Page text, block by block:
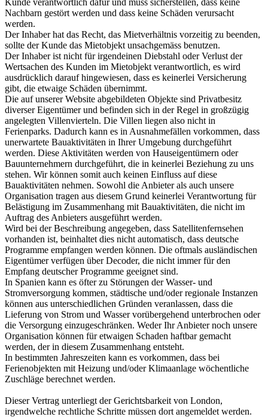
Nachbarn gestört werden und dass keine Schäden verursacht
werden.
Der Inhaber hat das Recht, das Mietverhältnis vorzeitig zu beenden,
sollte der Kunde das Mietobjekt unsachgemäss benutzen.
Der Inhaber ist nicht für irgendeinen Diebstahl oder Verlust der
Wertsachen des Kunden im Mietobjekt verantwortlich, es wird
ausdrücklich darauf hingewiesen, dass es keinerlei Versicherung
gibt, die etwaige Schäden übernimmt.
Die auf unserer Website abgebildeten Objekte sind Privatbesitz
diverser Eigentümer und befinden sich in der Regel in großzügig
angelegten Villenvierteln. Die Villen liegen also nicht in
Ferienparks. Dadurch kann es in Ausnahmefällen vorkommen, dass
unerwartete Bauaktivitäten in Ihrer Umgebung durchgeführt
werden. Diese Aktivitäten werden von Hauseigentümern oder
Bauunternehmern durchgeführt, die in keinerlei Beziehung zu uns
stehen. Wir können somit auch keinen Einfluss auf diese
Bauaktivitäten nehmen. Sowohl die Anbieter als auch unsere
Organisation tragen aus diesem Grund keinerlei Verantwortung für
Belästigung im Zusammenhang mit Bauaktivitäten, die nicht im
Auftrag des Anbieters ausgeführt werden.
Wird bei der Beschreibung angegeben, dass Satellitenfernsehen
vorhanden ist, beinhaltet dies nicht automatisch, dass deutsche
Programme empfangen werden können. Die oftmals ausländischen
Eigentümer verfügen über Decoder, die nicht immer für den
Empfang deutscher Programme geeignet sind.
In Spanien kann es öfter zu Störungen der Wasser- und
Stromversorgung kommen, städtische und/oder regionale Instanzen
können aus unterschiedlichen Gründen veranlassen, dass die
Lieferung von Strom und Wasser vorübergehend unterbrochen oder
die Versorgung einzugeschränken. Weder Ihr Anbieter noch unsere
Organisation können für etwaigen Schaden haftbar gemacht
werden, der in diesem Zusammenhang entsteht.
In bestimmten Jahreszeiten kann es vorkommen, dass bei
Ferienobjekten mit Heizung und/oder Klimaanlage wöchentliche
Zuschläge berechnet werden.
Dieser Vertrag unterliegt der Gerichtsbarkeit von London,
irgendwelche rechtliche Schritte müssen dort angemeldet werden.